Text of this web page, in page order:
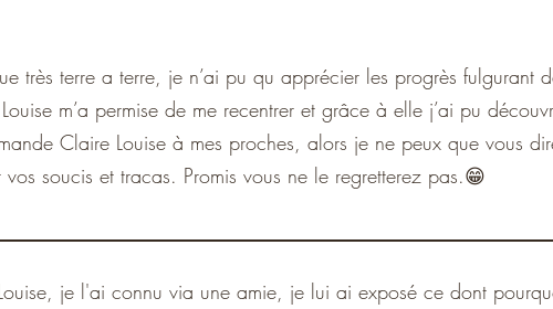
très terre a terre, je n’ai pu qu apprécier les progrès fulgurant
m’a permise de me recentrer et grâce à elle j’ai pu
Claire Louise à mes proches, alors je ne peux que vous
vos soucis et tracas. Promis vous ne le regretterez pas.😁
je l'ai connu via une amie, je lui ai exposé ce dont